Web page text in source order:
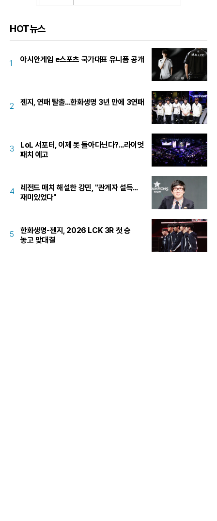
HOT뉴스
1 아시안게임 e스포츠 국가대표 유니폼 공개
2 젠지, 연패 탈출...한화생명 3년 만에 3연패
3
LoL 서포터, 이제 못 돌아다닌다?...라이엇
패치 예고
4
레전드 매치 해설한 강민, "관계자 설득...
재미있었다"
5
한화생명-젠지, 2026 LCK 3R 첫 승
놓고 맞대결